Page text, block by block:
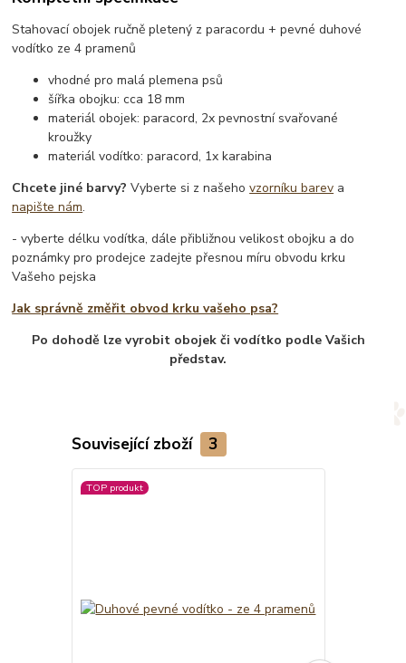
Stahovací obojek ručně pletený z paracordu + pevné duhové
vodítko ze 4 pramenů
vhodné pro malá plemena psů
šířka obojku: cca 18 mm
materiál obojek: paracord, 2x pevnostní svařované
kroužky
materiál vodítko: paracord, 1x karabina
Chcete jiné barvy? Vyberte si z našehovzorníku barev a
napište nám.
- vyberte délku vodítka, dále přibližnou velikost obojku a do
poznámky pro prodejce zadejte přesnou míru obvodu krku
Vašeho pejska
Jak správně změřit obvod krku vašeho psa?
Po dohodě lze vyrobit obojek či vodítko podle Vašich
představ.
Související zboží 3
TOP produkt